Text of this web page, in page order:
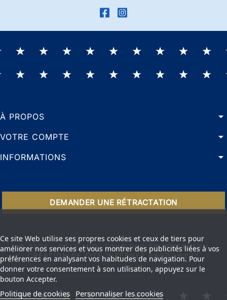
À PROPOS arrow_drop_down
VOTRE COMPTE arrow_drop_down
INFORMATIONS arrow_drop_down
Ce site Web utilise ses propres cookies et ceux de tiers pour
améliorer nos services et vous montrer des publicités liées à vos
préférences en analysant vos habitudes de navigation. Pour
donner votre consentement à son utilisation, appuyez sur le
bouton Accepter.
Politique de cookies Personnaliser les cookies
DEMANDER UNE RÉTRACTATION
© 2026 - SOLE MIO. TOUS DROITS RÉSERVÉS |
CRÉATION DE SITE INTERNET PRODUWEB™